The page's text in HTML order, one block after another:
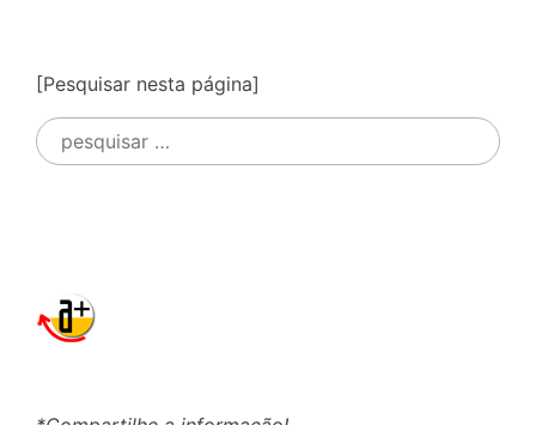
[Pesquisar nesta página]
Pesquisar
por: